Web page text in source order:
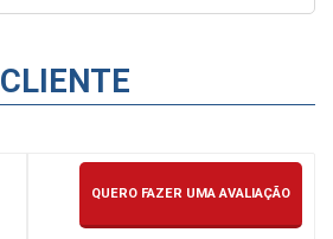
CLIENTE
QUERO FAZER UMA AVALIAÇÃO